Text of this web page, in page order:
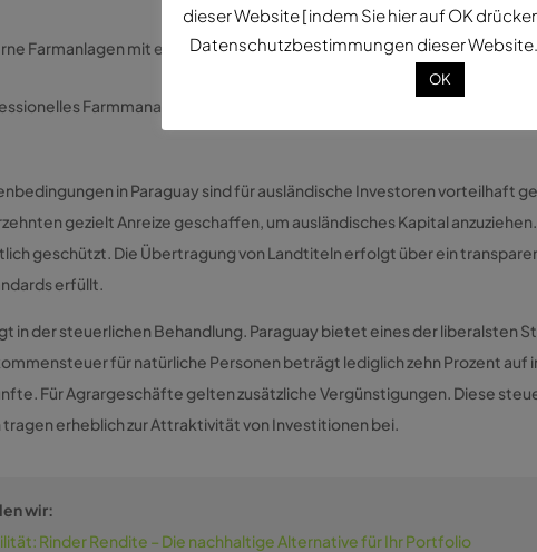
Farmanlagen mit entsprechender Infrastruktur bilden die Grundlage
Farmmanagement vor Ort garantiert optimale
in Paraguay sind für ausländische Investoren vorteilhaft
gezielt Anreize geschaffen, um ausländisches Kapital
geschützt. Die Übertragung von Landtiteln erfolgt über ein
erfüllt.
in der steuerlichen Behandlung. Paraguay bietet eines der liberalsten
für natürliche Personen beträgt lediglich zehn Prozent auf
Für Agrargeschäfte gelten zusätzliche Vergünstigungen. Diese
erheblich zur Attraktivität von Investitionen bei.
wir:
Rinder Rendite – Die nachhaltige Alternative für Ihr Portfolio
dieser Website [ indem Sie hier auf OK
Datenschutzbestimmungen dieser Website.
OK